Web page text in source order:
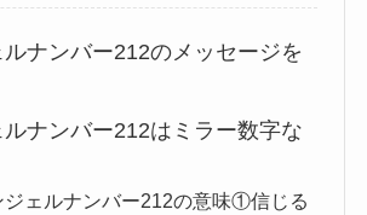
ナンバー212のメッセージを
ナンバー212はミラー数字な
ジェルナンバー212の意味①信じる